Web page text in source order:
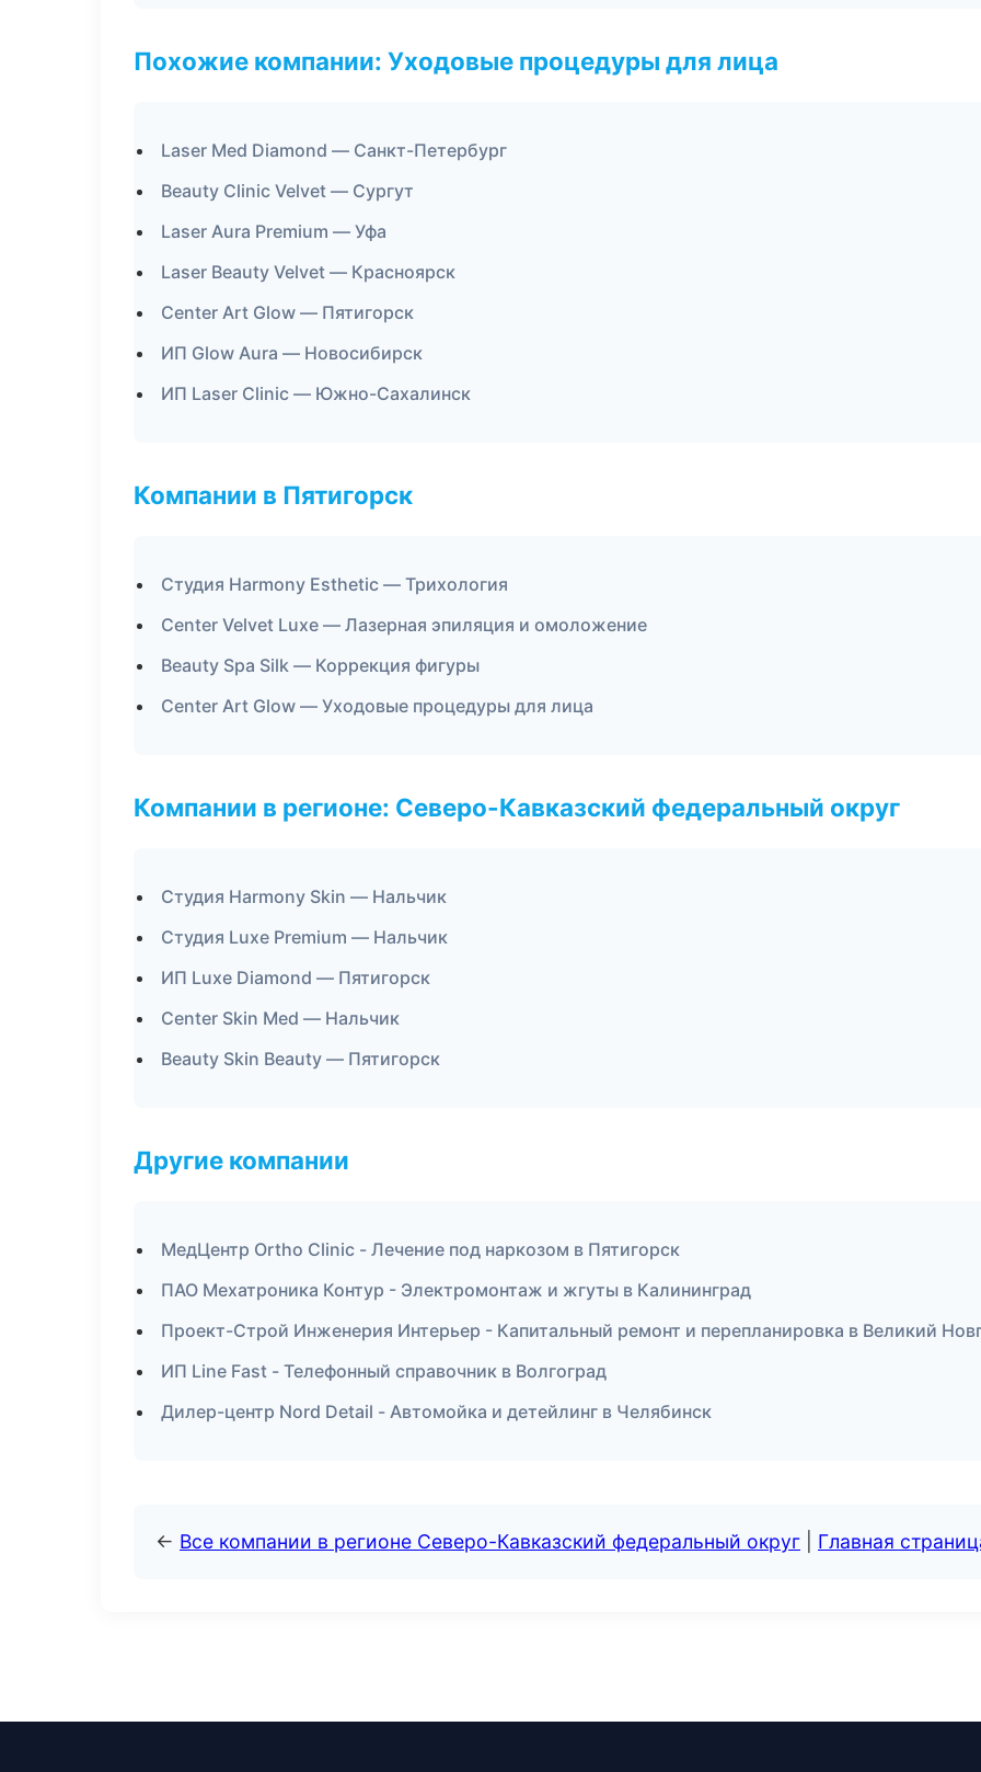
Похожие компании: Уходовые процедуры для лица
Laser Med Diamond — Санкт-Петербург
Beauty Clinic Velvet — Сургут
Laser Aura Premium — Уфа
Laser Beauty Velvet — Красноярск
Center Art Glow — Пятигорск
ИП Glow Aura — Новосибирск
ИП Laser Clinic — Южно-Сахалинск
Компании в Пятигорск
Студия Harmony Esthetic — Трихология
Center Velvet Luxe — Лазерная эпиляция и омоложение
Beauty Spa Silk — Коррекция фигуры
Center Art Glow — Уходовые процедуры для лица
Компании в регионе: Северо-Кавказский федеральный округ
Студия Harmony Skin — Нальчик
Студия Luxe Premium — Нальчик
ИП Luxe Diamond — Пятигорск
Center Skin Med — Нальчик
Beauty Skin Beauty — Пятигорск
Другие компании
МедЦентр Ortho Clinic - Лечение под наркозом в Пятигорск
ПАО Мехатроника Контур - Электромонтаж и жгуты в Калининград
Проект-Строй Инженерия Интерьер - Капитальный ремонт и перепланировка в Великий
ИП Line Fast - Телефонный справочник в Волгоград
Дилер-центр Nord Detail - Автомойка и детейлинг в Челябинск
← Все компании в регионе Северо-Кавказский федеральный округ Главная